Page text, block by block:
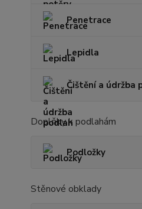
Penetrace
Lepidla
Čištění a údržba
Doplňky k podlahám
Podložky
Stěnové obklady